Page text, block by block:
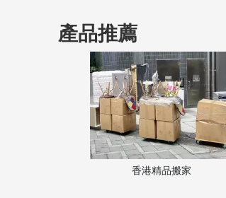
產品推薦
香港大件搬运